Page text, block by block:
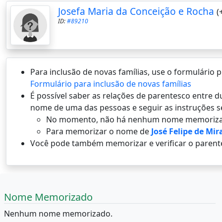
Josefa Maria da Conceição e Rocha
ID:#89210
Para inclusão de novas famílias, use o
Formulário para inclusão de novas famílias
É possí­vel saber as relações de parentesco entre
nome de uma das pessoas e seguir as instruções
No momento, não há nenhum nome
Para memorizar o nome de José Felipe de
Você pode também memorizar e verificar o
Nome Memorizado
Nenhum nome memorizado.